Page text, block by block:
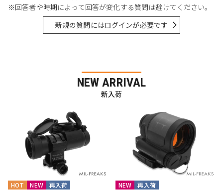
※回答者や時期によって回答が変化する質問は避けてください。
新規の質問にはログインが必要です
NEW ARRIVAL
新入荷
HOT NEW 再入荷 NEW 再入荷